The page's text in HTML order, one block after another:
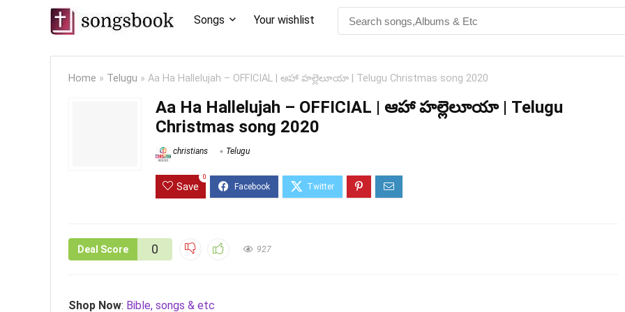
Songs Your wishlist
Home » Telugu » Aa Ha Hallelujah – OFFICIAL | ఆహా హల్లెలూయా | Telugu Christmas song 2020
Aa Ha Hallelujah – OFFICIAL | ఆహా హల్లెలూయా | Telugu
Christmas song 2020
christians Telugu
Save
0
Deal Score 0 927
Shop Now: Bible, songs & etc